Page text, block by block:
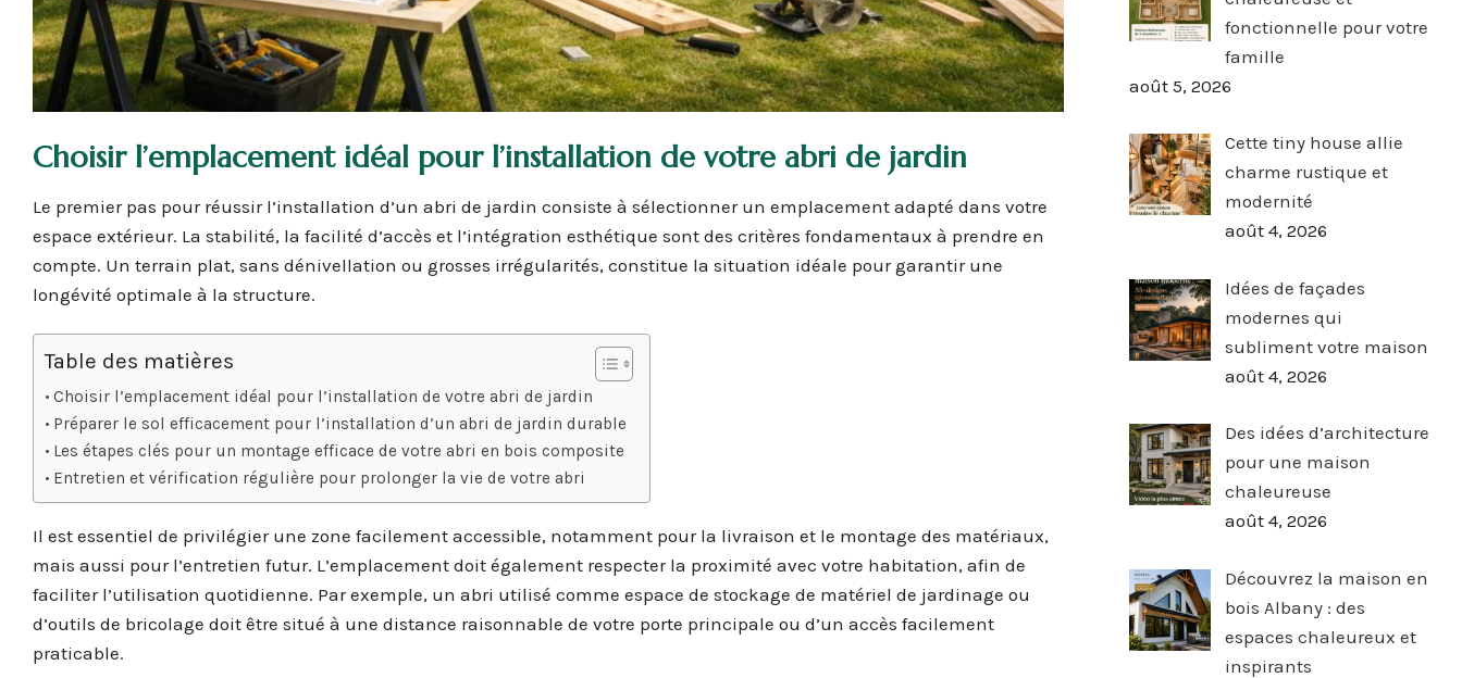
Choisir l’emplacement idéal pour l’installation de votre abri de jardin
Le premier pas pour réussir l’installation d’un abri de jardin consiste à sélectionner un emplacement adapté dans votre
espace extérieur. La stabilité, la facilité d’accès et l’intégration esthétique sont des critères fondamentaux à prendre en
compte. Un terrain plat, sans dénivellation ou grosses irrégularités, constitue la situation idéale pour garantir une
longévité optimale à la structure.
Table des matières
Choisir l’emplacement idéal pour l’installation de votre abri de jardin
Préparer le sol efficacement pour l’installation d’un abri de jardin durable
Les étapes clés pour un montage efficace de votre abri en bois composite
Entretien et vérification régulière pour prolonger la vie de votre abri
Il est essentiel de privilégier une zone facilement accessible, notamment pour la livraison et le montage des matériaux,
mais aussi pour l’entretien futur. L’emplacement doit également respecter la proximité avec votre habitation, afin de
faciliter l’utilisation quotidienne. Par exemple, un abri utilisé comme espace de stockage de matériel de jardinage ou
d’outils de bricolage doit être situé à une distance raisonnable de votre porte principale ou d’un accès facilement
praticable.
fonctionnelle pour votre
famille
août 5, 2026
Cette tiny house allie
charme rustique et
modernité
août 4, 2026
Idées de façades
modernes qui
subliment votre maison
août 4, 2026
Des idées d’architecture
pour une maison
chaleureuse
août 4, 2026
Découvrez la maison en
bois Albany : des
espaces chaleureux et
inspirants